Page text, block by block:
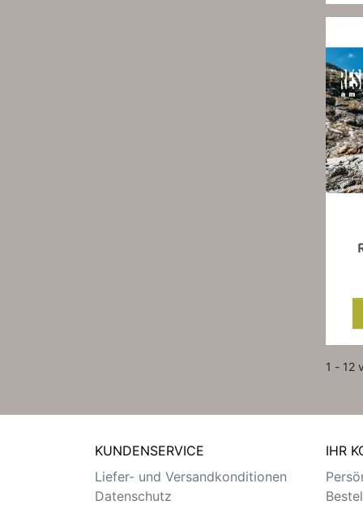
1 - 12
KUNDENSERVICE
Liefer- und Versandkonditionen
Datenschutz
IHR